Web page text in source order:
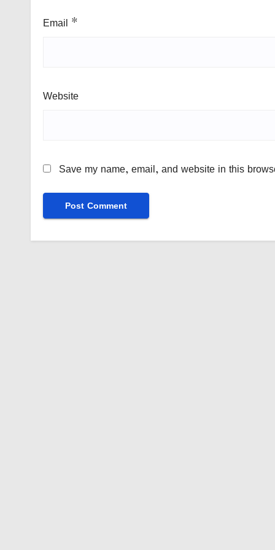
Email *
Website
Save my name, email, and website in this